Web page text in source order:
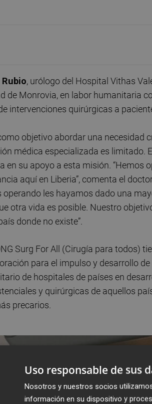
, urólogo del Hospital Vithas
de Monrovia, en labor humanitaria
intervenciones quirúrgicas a
objetivo abordar una necesidad
médica especializada es limitado.
en su apoyo a esta misión. “Hemos
aquí en Liberia”, comenta el
les hayamos dado una
otra vida es posible. Nuestro
donde no existe”.
Surg For All (Cirugía para todos)
para el impulso y desarrollo
de hospitales de países en
y quirúrgicas de aquellos
precarios.
Uso responsable de sus
Nosotros y nuestros socios
información en su dispositivo y